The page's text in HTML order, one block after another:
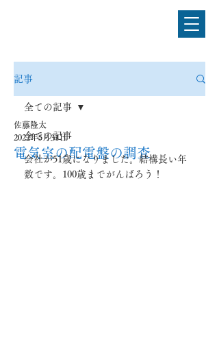
記事
全ての記事
会社が51歳になりました。結構長い年
数です。100歳までがんばろう！
全ての記事
電気室の配電盤の調査
佐藤隆太
2022年5月31日